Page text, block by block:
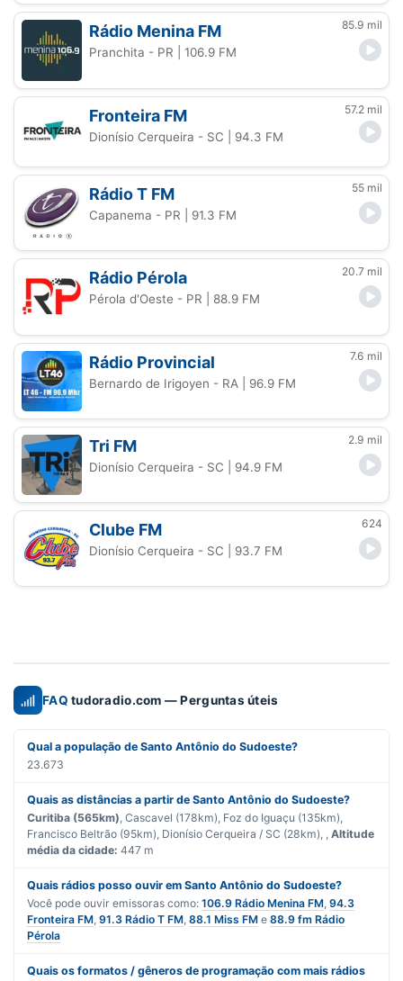
Rádio Menina FM 85.9 mil
Pranchita - PR | 106.9 FM
Fronteira FM 57.2 mil
Dionísio Cerqueira - SC | 94.3 FM
Rádio T FM 55 mil
Capanema - PR | 91.3 FM
Rádio Pérola 20.7 mil
Pérola d'Oeste - PR | 88.9 FM
Rádio Provincial 7.6 mil
Bernardo de Irigoyen - RA | 96.9 FM
Tri FM 2.9 mil
Dionísio Cerqueira - SC | 94.9 FM
Clube FM 624
Dionísio Cerqueira - SC | 93.7 FM
FAQ tudoradio.com — Perguntas úteis
Qual a população de Santo Antônio do Sudoeste?
23.673
Quais as distâncias a partir de Santo Antônio do Sudoeste?
Curitiba (565km), Cascavel (178km), Foz do Iguaçu (135km),
Francisco Beltrão (95km), Dionísio Cerqueira / SC (28km), , Altitude
média da cidade: 447 m
Quais rádios posso ouvir em Santo Antônio do Sudoeste?
Você pode ouvir emissoras como: 106.9 Rádio Menina FM, 94.3
Fronteira FM, 91.3 Rádio T FM, 88.1 Miss FM e 88.9 fm Rádio
Pérola
Quais os formatos / gêneros de programação com mais rádios